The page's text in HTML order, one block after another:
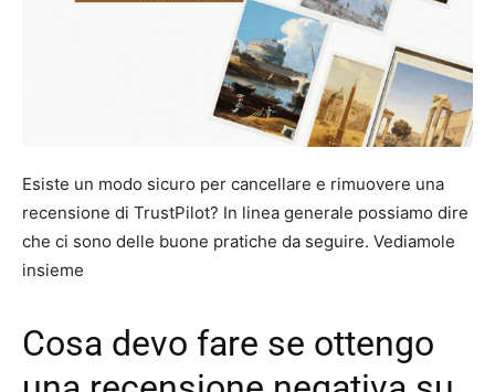
Esiste un modo sicuro per cancellare e rimuovere una
recensione di TrustPilot? In linea generale possiamo dire
che ci sono delle buone pratiche da seguire. Vediamole
insieme
Cosa devo fare se ottengo